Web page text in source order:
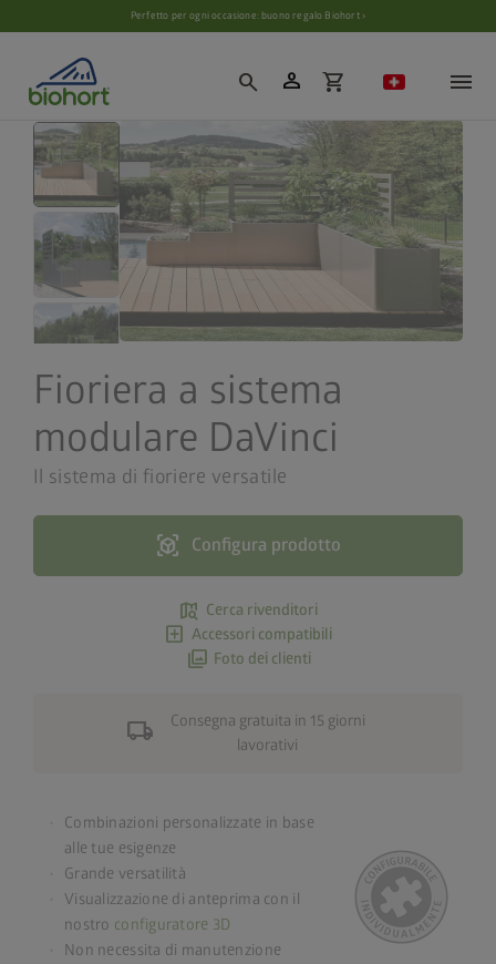
Impostazioni cookiePerfetto per ogni occasione: buono regalo Biohort ›
search person shopping_cart
Fioriera a sistema
modulare DaVinci
Il sistema di fioriere versatile
view_in_ar Configura prodotto
map_search Cerca rivenditori
add_box Accessori compatibili
photo_library Foto dei clienti
local_shipping
Consegna gratuita in 15 giorni
lavorativi
Combinazioni personalizzate in base
alle tue esigenze
Grande versatilità
Visualizzazione di anteprima con il
nostro configuratore 3D
Non necessita di manutenzione